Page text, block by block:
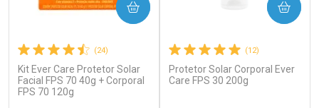
(24)
Kit Ever Care Protetor Solar
Facial FPS 70 40g + Corporal
FPS 70 120g
COMPRAR
(12)
Protetor Solar Corporal Ever
Care FPS 30 200g
COMPRAR